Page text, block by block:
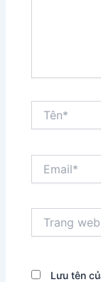
web
Lưu tên